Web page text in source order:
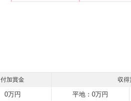
付加賞金 収得
0万円 平地：0万円